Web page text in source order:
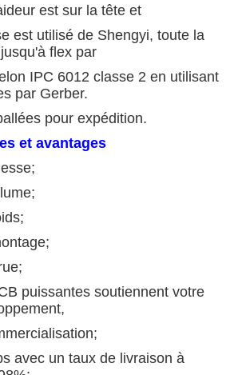
est sur la tête et
est utilisé de Shengyi, toute la
flex par
IPC 6012 classe 2 en utilisant
par Gerber.
pour expédition.
et avantages
puissantes soutiennent votre
avec un taux de livraison à